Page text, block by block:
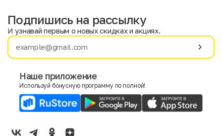
Имя
E-mail
Подпишись на рассылку
И узнавай первым о новых скидках и акциях.
Наше приложение
Используй бонусную программу по полной!